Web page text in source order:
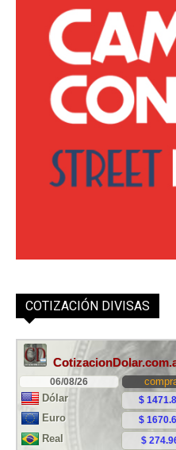
COTIZACIÓN DIVISAS